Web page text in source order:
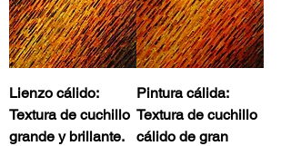
Lienzo cálido:
Textura de cuchillo
grande y brillante.
Pintura cálida:
Textura de cuchillo
cálido de gran